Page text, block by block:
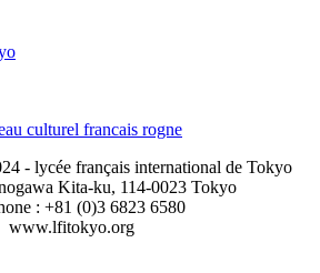
- lycée français international de Tokyo
Kita-ku, 114-0023 Tokyo
: +81 (0)3 6823 6580
www.lfitokyo.org